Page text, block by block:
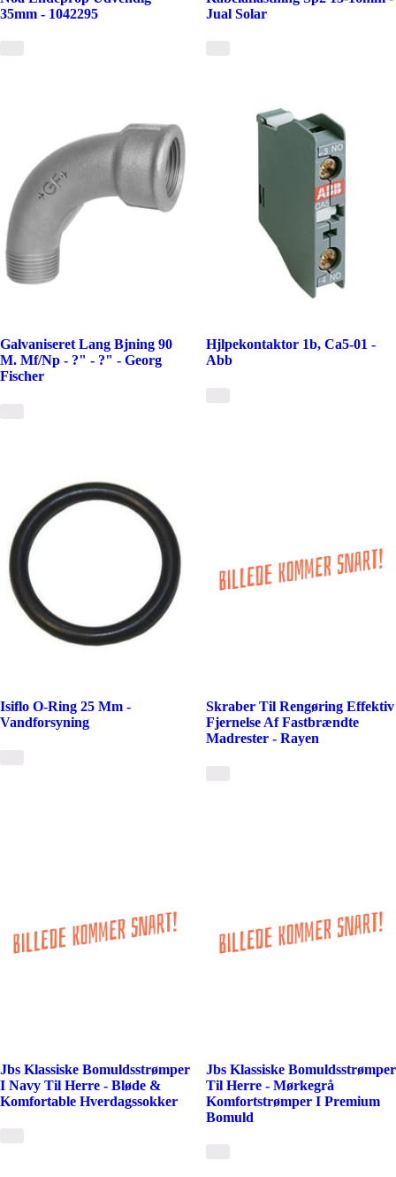
35mm - 1042295
Jual Solar
Galvaniseret Lang Bjning 90
M. Mf/Np - ?" - ?" - Georg
Fischer
Hjlpekontaktor 1b, Ca5-01 -
Abb
Isiflo O-Ring 25 Mm -
Vandforsyning
Skraber Til Rengøring Effektiv
Fjernelse Af Fastbrændte
Madrester - Rayen
Jbs Klassiske Bomuldsstrømper
I Navy Til Herre - Bløde &
Komfortable Hverdagssokker
Jbs Klassiske Bomuldsstrømper
Til Herre - Mørkegrå
Komfortstrømper I Premium
Bomuld